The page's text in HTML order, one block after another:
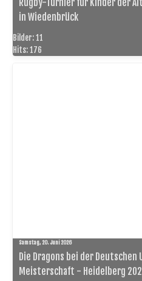
in Wiedenbrück
Bilder: 11
Hits: 176
Samstag, 20. Juni 2026
Die Dragons bei der Deutschen
Meisterschaft - Heidelberg